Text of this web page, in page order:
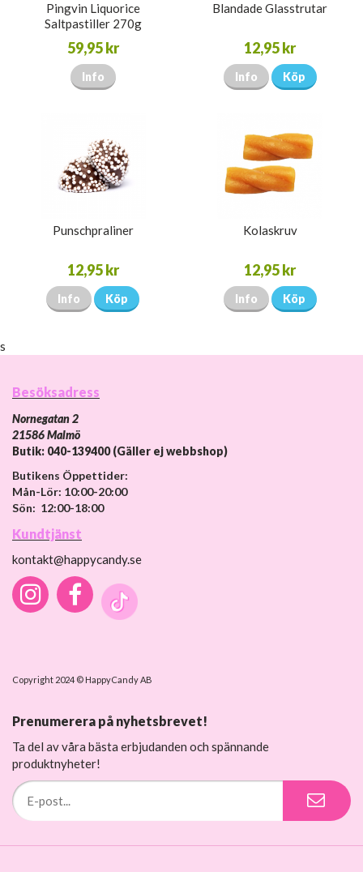
Pingvin Liquorice
Saltpastiller 270g
59,95 kr
Info
Blandade Glasstrutar
12,95 kr
Info Köp
Punschpraliner
12,95 kr
Info Köp
Kolaskruv
12,95 kr
Info Köp
s
Besöksadress
Nornegatan 2
21586 Malmö
Butik: 040-139400 (Gäller ej webbshop)
Butikens Öppettider:
Mån-Lör: 10:00-20:00
Sön: 12:00-18:00
Kundtjänst
kontakt@happycandy.se
Copyright 2024 © HappyCandy AB
Prenumerera på nyhetsbrevet!
Ta del av våra bästa erbjudanden och spännande
produktnyheter!